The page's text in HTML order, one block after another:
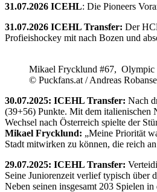
31.07.2026 ICEHL: Die Pioneers
31.07.2026 ICEHL Transfer: Der
Profieishockey mit nach Bozen und
Mikael Frycklund #67, Olympic
© Puckfans.at / Andreas
30.07.2025: ICEHL Transfer: Nach
(39+56) Punkte. Mit dem italienischen
Wechsel nach Österreich spielte der
Mikael Frycklund: „Meine Priorität
Stadt mitwirken zu können, die reich
29.07.2025: ICEHL Transfer:
Seine Juniorenzeit verlief typisch
Neben seinen insgesamt 203 Spielen